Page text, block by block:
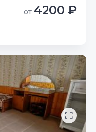
от 4200 ₽